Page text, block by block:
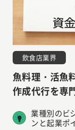
魚料理・活魚
作成代行を専
業種別のビ
ンと起業ポ
飲食店業界